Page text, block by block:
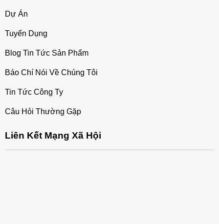
Dự Án
Tuyển Dụng
Blog Tin Tức Sản Phẩm
Báo Chí Nói Về Chúng Tôi
Tin Tức Công Ty
Câu Hỏi Thường Gặp
Liên Kết Mạng Xã Hội